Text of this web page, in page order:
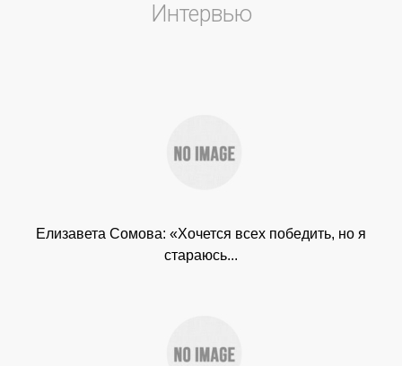
Интервью
Елизавета Сомова: «Хочется всех победить, но я
стараюсь...